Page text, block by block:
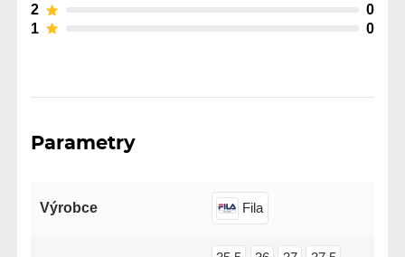
2
0
1
0
Parametry
Výrobce Fila